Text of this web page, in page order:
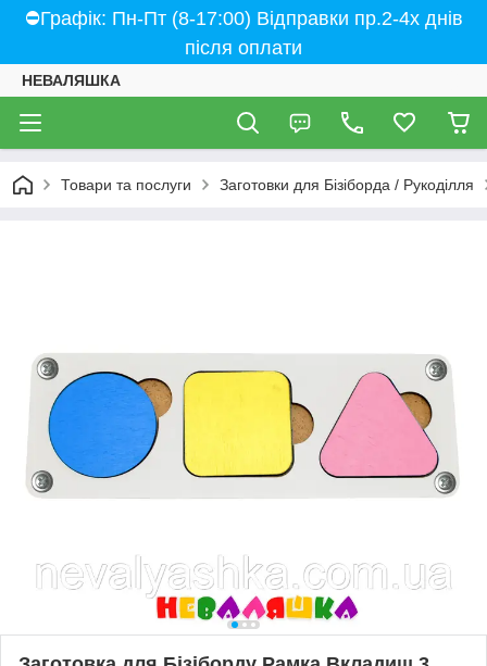
⛔Графік: Пн-Пт (8-17:00) Відправки пр.2-4х днів
після оплати
НЕВАЛЯШКА
Товари та послуги Заготовки для Бізіборда / Рукоділля